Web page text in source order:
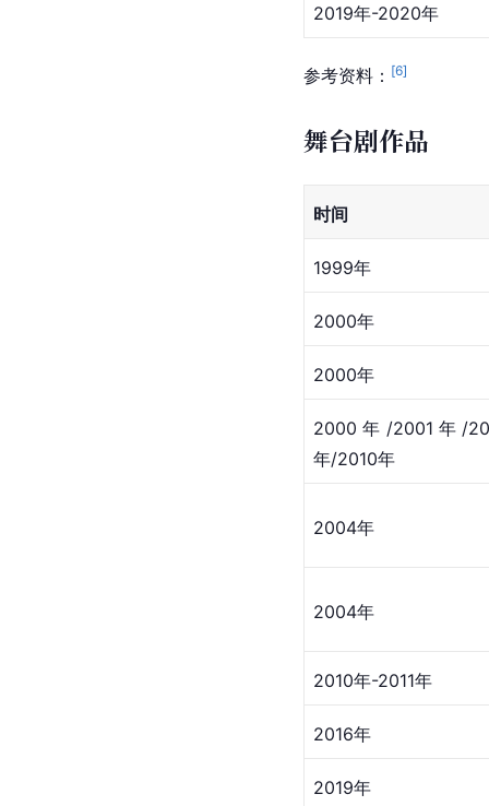
2019年-2020年
参考资料： [6]
舞台剧作品
时间
1999年
2000年
2000年
2000年/2001年/
年/2010年
2004年
2004年
2010年-2011年
2016年
2019年